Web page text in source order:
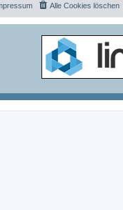
Alle Cookies löschen